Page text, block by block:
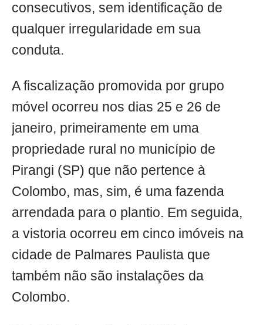
consecutivos, sem identificação de
qualquer irregularidade em sua
conduta.
A fiscalização promovida por grupo
móvel ocorreu nos dias 25 e 26 de
janeiro, primeiramente em uma
propriedade rural no município de
Pirangi (SP) que não pertence à
Colombo, mas, sim, é uma fazenda
arrendada para o plantio. Em seguida,
a vistoria ocorreu em cinco imóveis na
cidade de Palmares Paulista que
também não são instalações da
Colombo.